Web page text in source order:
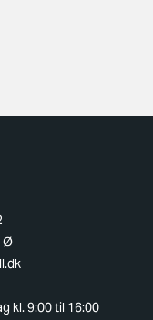
Ø
kl. 9:00 til 16:00